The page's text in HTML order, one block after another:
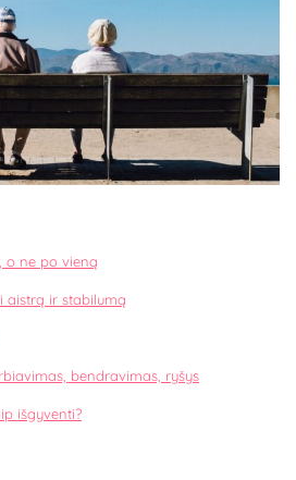
o ne po vieną
aistrą ir stabilumą
bendravimas, ryšys
išgyventi?